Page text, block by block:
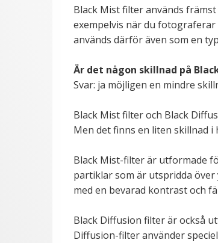
Black Mist filter används
exempelvis när du
används därför även som en
Är det någon skillnad på
Svar: ja möjligen en mindre
Black Mist filter och Black
Men det finns en liten skillnad
Black Mist-filter är utformade
partiklar som är utspridda
med en bevarad kontrast och
Black Diffusion filter är också
Diffusion-filter använder